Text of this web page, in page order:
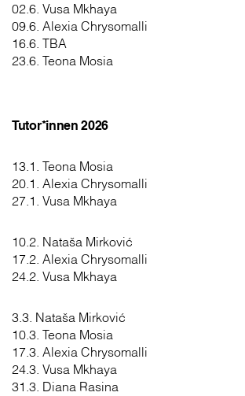
02.6. Vusa Mkhaya
09.6. Alexia Chrysomalli
16.6. TBA
23.6. Teona Mosia
Tutor*innen 2026
13.1. Teona Mosia
20.1. Alexia Chrysomalli
27.1. Vusa Mkhaya
10.2. Nataša Mirković
17.2. Alexia Chrysomalli
24.2. Vusa Mkhaya
3.3. Nataša Mirković
10.3. Teona Mosia
17.3. Alexia Chrysomalli
24.3. Vusa Mkhaya
31.3. Diana Rasina